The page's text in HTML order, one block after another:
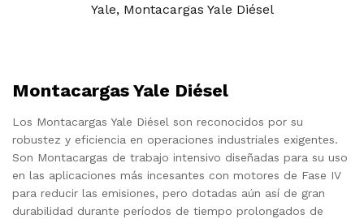
Yale, Montacargas Yale Diésel
Montacargas Yale Diésel
Los Montacargas Yale Diésel son reconocidos por su
robustez y eficiencia en operaciones industriales exigentes.
Son Montacargas de trabajo intensivo diseñadas para su uso
en las aplicaciones más incesantes con motores de Fase IV
para reducir las emisiones, pero dotadas aún así de gran
durabilidad durante períodos de tiempo prolongados de